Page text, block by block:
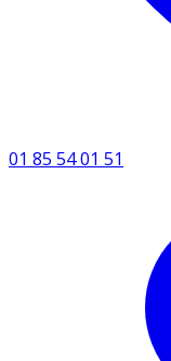
01 85 54 01 51